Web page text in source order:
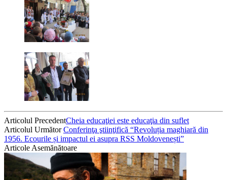
Articolul PrecedentCheia educaţiei este educaţia din suflet
Articolul UrmătorConferinţa ştiinţifică “Revoluția maghiară din
1956. Ecourile și impactul ei asupra RSS Moldovenești”
Articole Asemănătoare